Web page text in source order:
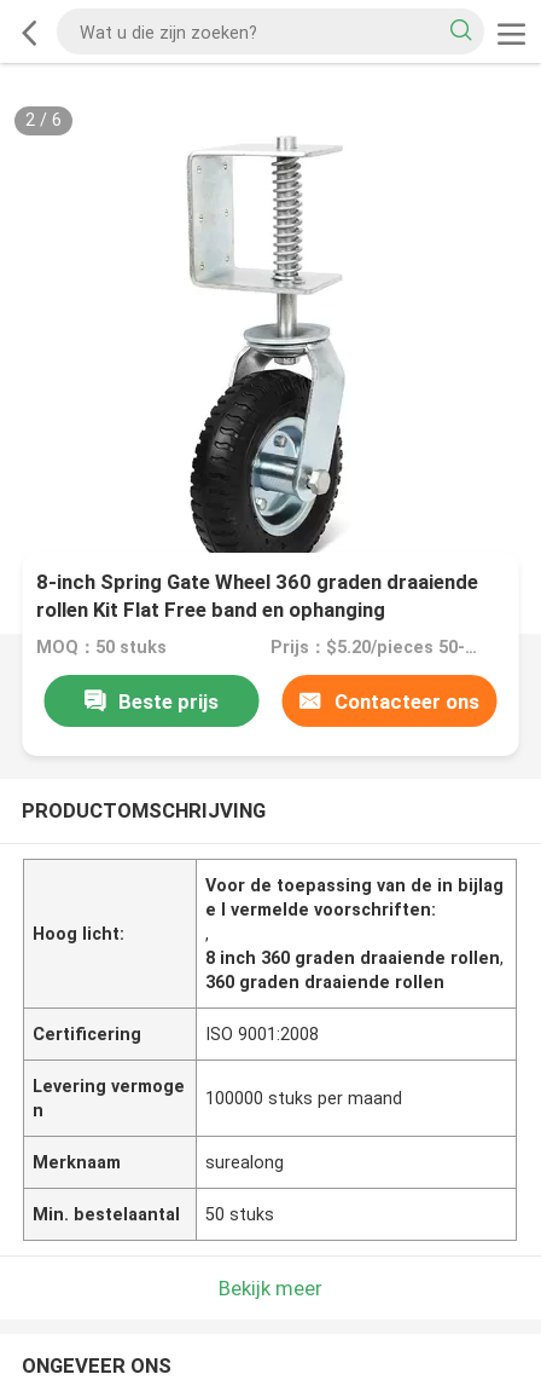
2/ 6
8-inch Spring Gate Wheel 360 graden draaiende
rollen Kit Flat Free band en ophanging
MOQ：50 stuks Prijs：$5.20/pieces 50-999 pieces
Beste prijs Contacteer ons
PRODUCTOMSCHRIJVING
Hoog licht:
Voor de toepassing van de in bijlag
e I vermelde voorschriften:
,
8 inch 360 graden draaiende rollen,
360 graden draaiende rollen
Certificering ISO 9001:2008
Levering vermoge
n
100000 stuks per maand
Merknaam surealong
Min. bestelaantal 50 stuks
Bekijk meer
ONGEVEER ONS